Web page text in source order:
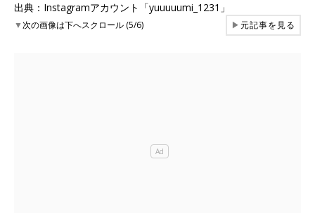
出典：Instagramアカウント「yuuuuumi_1231」
▼次の画像は下へスクロール (5/6) ▶元記事を見る